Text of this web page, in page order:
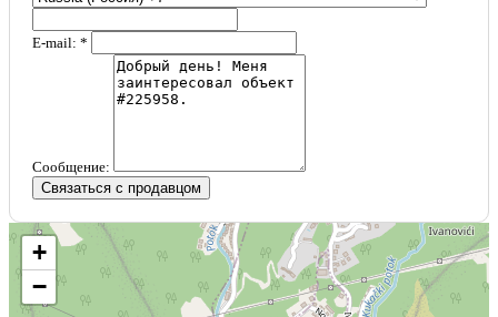
E-mail: *
Сообщение:
Связаться с продавцом
+
−